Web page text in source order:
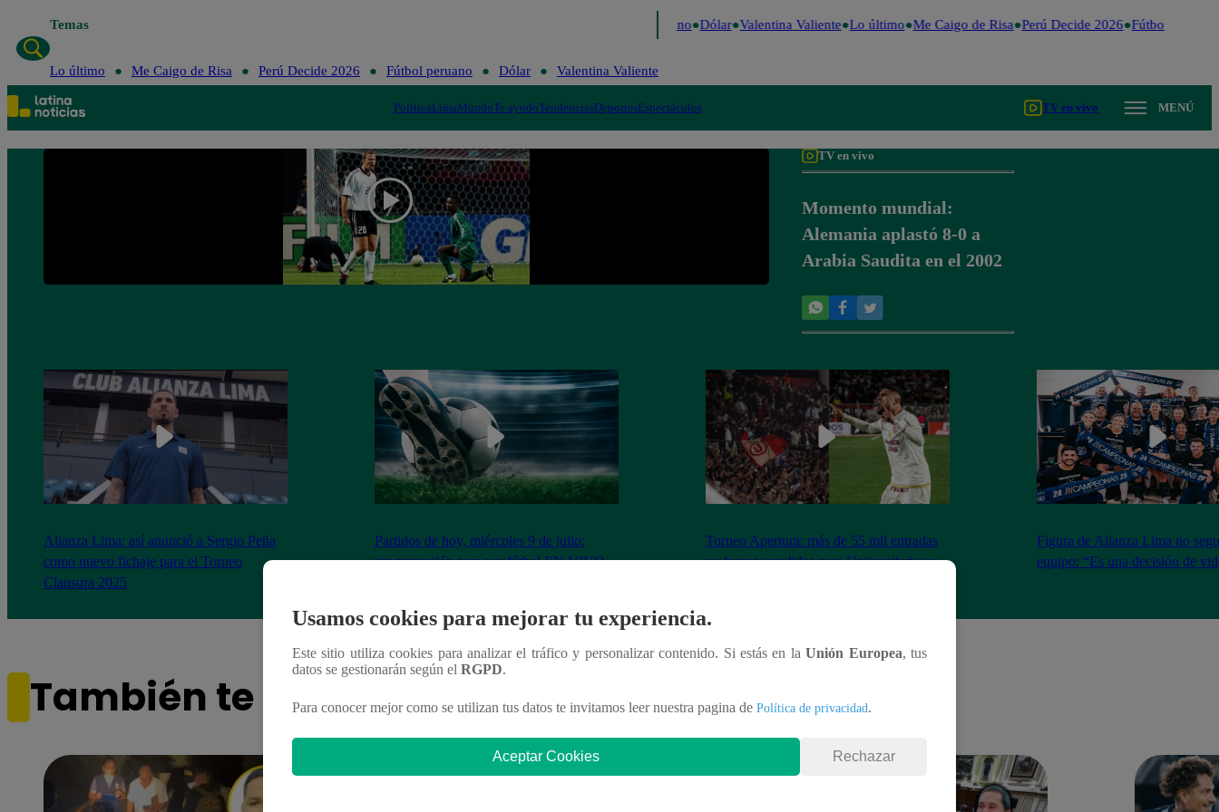
Temas Fútbol peruano Dólar Valentina Valiente Lo último Me Caigo de Risa Perú Decide 2026 Fútbol peruano
Lo último Me Caigo de Risa Perú Decide 2026 Fútbol peruano Dólar Valentina Valiente
PolíticaLimaMundoTe ayudoTendenciasDeportesEspectáculos TV en vivo MENÚ
TV en vivo
Momento mundial:
Alemania aplastó 8-0 a
Arabia Saudita en el 2002
Alianza Lima: así anunció a Sergio Peña
como nuevo fichaje para el Torneo
Clausura 2025
Partidos de hoy, miércoles 9 de julio:
programación para ver fútbol EN VIVO
Torneo Apertura: más de 55 mil entradas
ya fueron vendidas para Universitario vs
Figura de Alianza Lima no
equipo: “Es una decisión de
También te puede interesar
Usamos cookies para mejorar tu experiencia.
Este sitio utiliza cookies para analizar el tráfico y personalizar contenido. Si estás en laUnión Europea, tus
datos se gestionarán según el RGPD.
Para conocer mejor como se utilizan tus datos te invitamos leer nuestra pagina de Política de privacidad.
Aceptar Cookies Rechazar